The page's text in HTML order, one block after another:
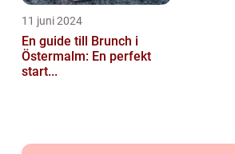
11 juni 2024
En guide till Brunch i
Östermalm: En perfekt
start...